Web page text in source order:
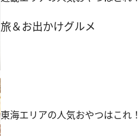
旅＆お出かけグルメ
東海エリアの人気おやつはこれ